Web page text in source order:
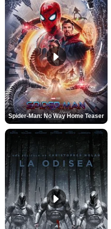
Spider-Man: No Way Home Teaser